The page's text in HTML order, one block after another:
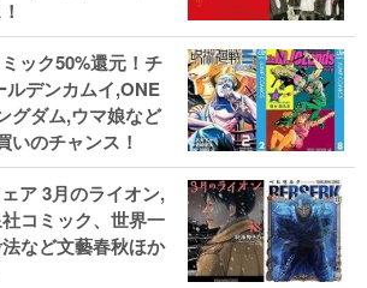
ック50%還元！チ
ルデンカムイ,ONE
グダム,ウマ娘など
いのチャンス！
ア 3月のライオン,
コミック、世界一
など文藝春秋ほか